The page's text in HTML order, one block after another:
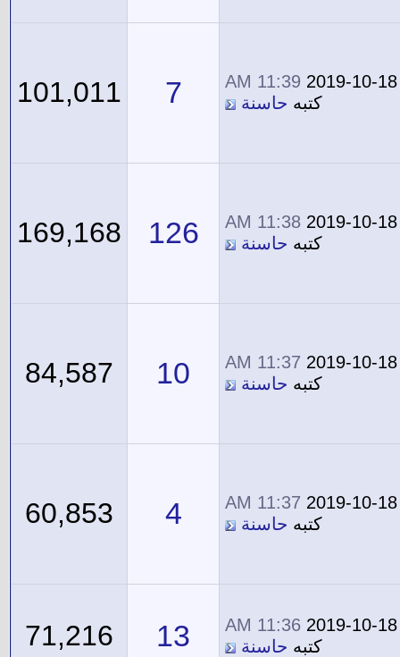
2019-10-18
11:39 AM
كتبه حاسنة 7
101,011
2019-10-18
11:38 AM
كتبه حاسنة 126
169,168
2019-10-18
11:37 AM
كتبه حاسنة 10
84,587
2019-10-18
11:37 AM
كتبه حاسنة 4
60,853
2019-10-18
11:36 AM
كتبه حاسنة 13
71,216